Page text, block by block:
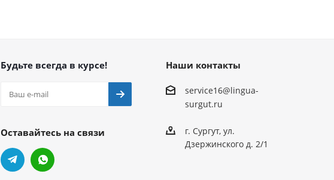
Будьте всегда в курсе!
Оставайтесь на связи
Наши контакты
service16@lingua-
surgut.ru
г. Сургут,ул.
Дзержинского д. 2/1